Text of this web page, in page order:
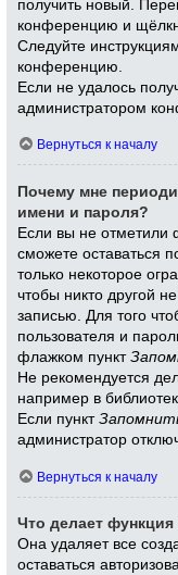
получить новый.
конференцию и
Следуйте
конференцию.
Если не удалось
администратором
Вернуться к началу
Почему мне
имени и пароля?
Если вы не отметили
сможете оставаться
только некоторое
чтобы никто другой
записью. Для того
пользователя и
флажком пункт
Не рекомендуется
например в
Если пункт
администратор
Вернуться к началу
Что делает
Она удаляет все
оставаться